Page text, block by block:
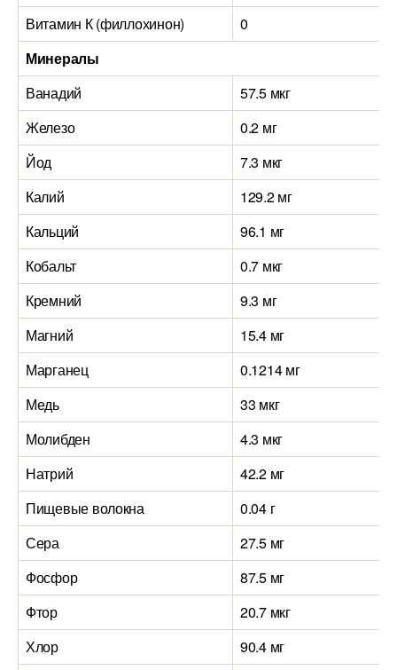
Витамин К (филлохинон)
0
Минералы
Ванадий
57.5 мкг
Железо
0.2 мг
Йод
7.3 мкг
Калий
129.2 мг
Кальций
96.1 мг
Кобальт
0.7 мкг
Кремний
9.3 мг
Магний
15.4 мг
Марганец
0.1214 мг
Медь
33 мкг
Молибден
4.3 мкг
Натрий
42.2 мг
Пищевые волокна
0.04 г
Сера
27.5 мг
Фосфор
87.5 мг
Фтор
20.7 мкг
Хлор
90.4 мг